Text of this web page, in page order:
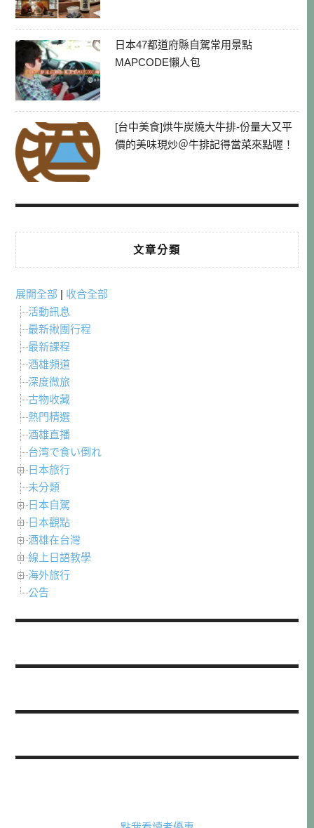
日本47都道府縣自駕常用景點
MAPCODE懶人包
[台中美食]烘牛炭燒大牛排-份量大又平
價的美味現炒＠牛排記得當菜來點喔！
文章分類
展開全部 | 收合全部
活動訊息
最新揪團行程
最新課程
酒雄頻道
深度微旅
古物收藏
熱門精選
酒雄直播
台湾で食い倒れ
日本旅行
未分類
日本自駕
日本觀點
酒雄在台灣
線上日語教學
海外旅行
公告